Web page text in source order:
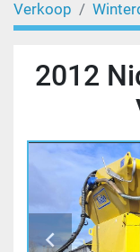
Verkoop
2012